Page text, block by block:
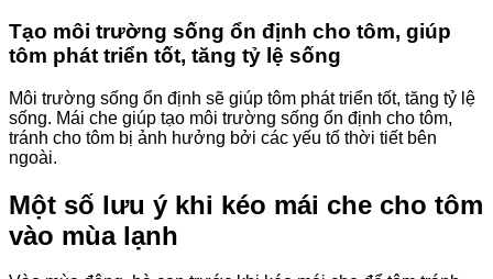
Tạo môi trường sống ổn định cho tôm, giúp
tôm phát triển tốt, tăng tỷ lệ sống
Môi trường sống ổn định sẽ giúp tôm phát triển tốt, tăng tỷ lệ
sống. Mái che giúp tạo môi trường sống ổn định cho tôm,
tránh cho tôm bị ảnh hưởng bởi các yếu tố thời tiết bên
ngoài.
Một số lưu ý khi kéo mái che cho tôm
vào mùa lạnh